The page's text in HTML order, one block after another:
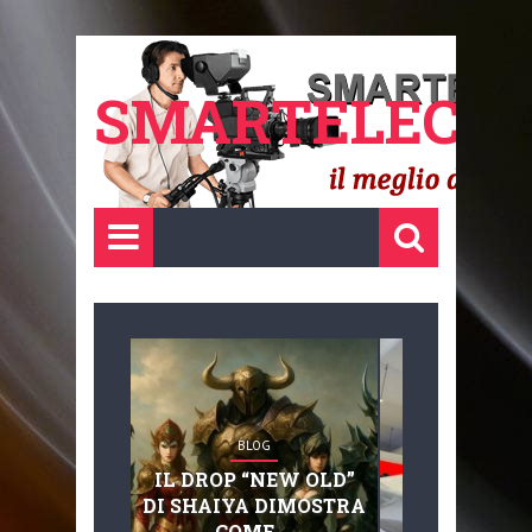
BLOG
IL DROP “NEW OLD”
DI SHAIYA DIMOSTRA